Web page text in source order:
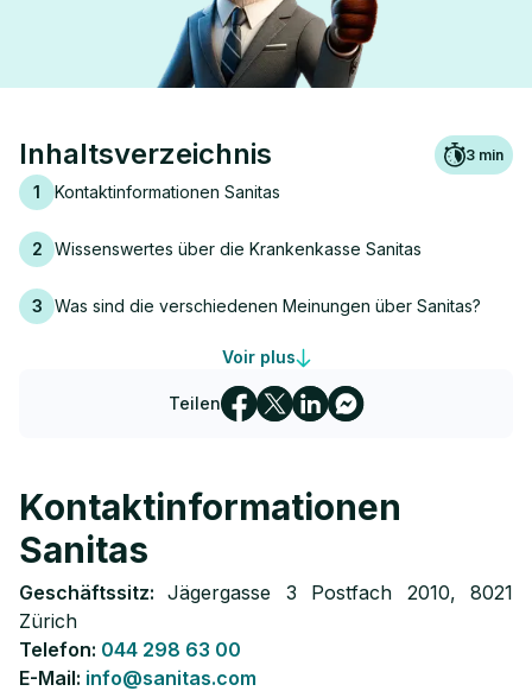
Inhaltsverzeichnis 3 min
1 Kontaktinformationen Sanitas
2 Wissenswertes über die Krankenkasse Sanitas
3 Was sind die verschiedenen Meinungen über Sanitas?
Wie hoch ist die Rücktrittsquote der Krankenkasse
6
Sanitas an?
7 Wie viel kostet eine Krankenversicherung bei Sanitas?
8 Wie schliesse ich eine Sanitas-Krankenversicherung ab?
Voir plus
Teilen
Kontaktinformationen
Sanitas
Geschäftssitz:Jägergasse 3 Postfach 2010, 8021
Zürich
Telefon: 044 298 63 00
E-Mail: info@sanitas.com